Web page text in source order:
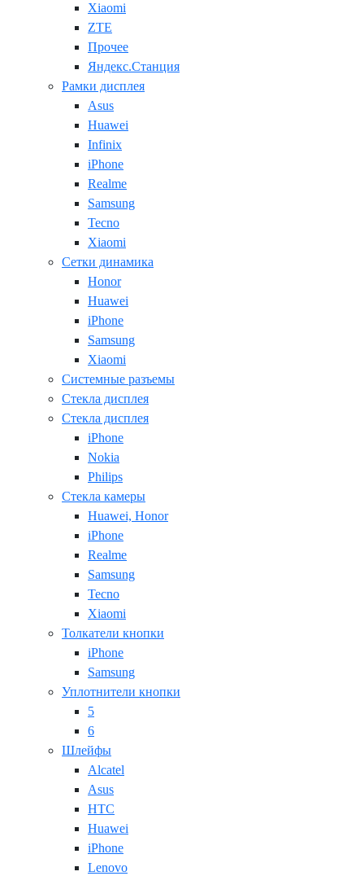
Xiaomi
ZTE
Прочее
Яндекс.Станция
Рамки дисплея
Asus
Huawei
Infinix
iPhone
Realme
Samsung
Tecno
Xiaomi
Сетки динамика
Honor
Huawei
iPhone
Samsung
Xiaomi
Системные разъемы
Стекла дисплея
Стекла дисплея
iPhone
Nokia
Philips
Стекла камеры
Huawei, Honor
iPhone
Realme
Samsung
Tecno
Xiaomi
Толкатели кнопки
iPhone
Samsung
Уплотнители кнопки
5
6
Шлейфы
Alcatel
Asus
HTC
Huawei
iPhone
Lenovo